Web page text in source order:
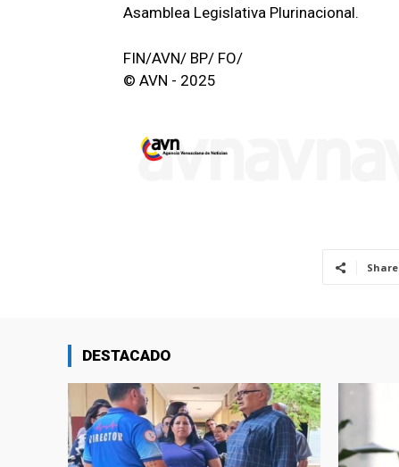
Asamblea Legislativa Plurinacional.
FIN/AVN/ BP/ FO/
© AVN - 2025
Share
DESTACADO